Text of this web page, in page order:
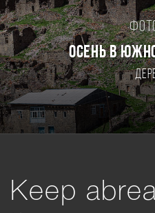
Осень в
Keep